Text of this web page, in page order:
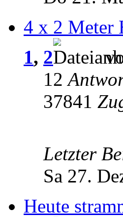
4 x 2 Meter
1, 2
12
37841
Letzter
Sa 27.
Heute